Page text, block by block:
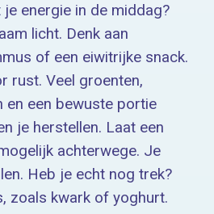
energie in de middag?
licht. Denk aan
of een eiwitrijke snack.
rust. Veel groenten,
en een bewuste portie
je herstellen. Laat een
achterwege. Je
Heb je echt nog trek?
zoals kwark of yoghurt.